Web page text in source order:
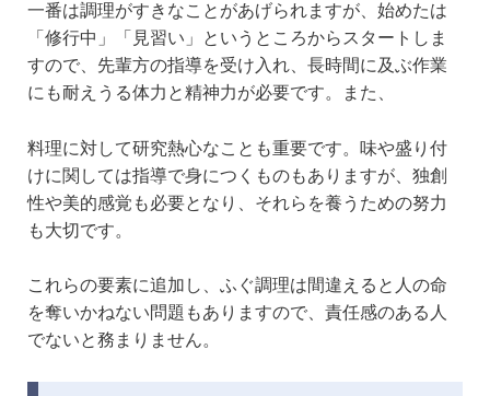
一番は調理がすきなことがあげられますが、始めたは
「修行中」「見習い」というところからスタートしま
すので、先輩方の指導を受け入れ、長時間に及ぶ作業
にも耐えうる体力と精神力が必要です。また、
料理に対して研究熱心なことも重要です。味や盛り付
けに関しては指導で身につくものもありますが、独創
性や美的感覚も必要となり、それらを養うための努力
も大切です。
これらの要素に追加し、ふぐ調理は間違えると人の命
を奪いかねない問題もありますので、責任感のある人
でないと務まりません。